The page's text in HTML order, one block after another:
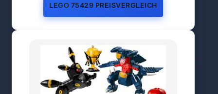
LEGO 75429 PREISVERGLEICH